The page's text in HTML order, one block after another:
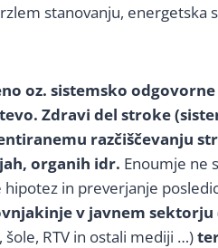
stanovanju, energetska
oz. sistemsko
Zdravi del stroke
razčiščevanju
organih idr. Enoumje ne
in preverjanje
v javnem sektorju
RTV in ostali mediji …)